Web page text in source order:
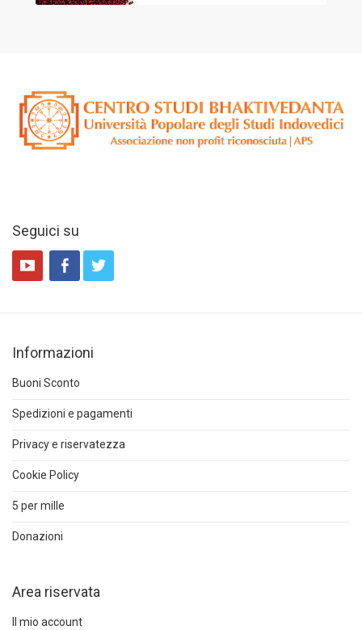
Seguici su
Informazioni
Buoni Sconto
Spedizioni e pagamenti
Privacy e riservatezza
Cookie Policy
5 per mille
Donazioni
Area riservata
Il mio account